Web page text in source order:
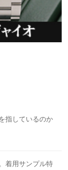
指しているのか
着用サンプル特